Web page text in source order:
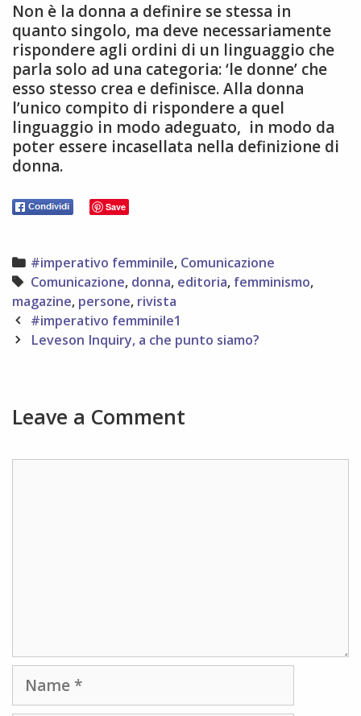
Non è la donna a definire se stessa in
quanto singolo, ma deve necessariamente
rispondere agli ordini di un linguaggio che
parla solo ad una categoria: ‘le donne’ che
esso stesso crea e definisce. Alla donna
l’unico compito di rispondere a quel
linguaggio in modo adeguato, in modo da
poter essere incasellata nella definizione di
donna.
Save
Categories
#imperativo femminile, Comunicazione
Tags
Comunicazione, donna, editoria, femminismo,
magazine, persone, rivista
Post
navigation
#imperativo femminile1
Leveson Inquiry, a che punto siamo?
Leave a Comment
Name